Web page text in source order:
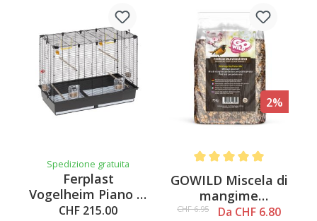
Spedizione gratuita
Ferplast
Vogelheim Piano 6,
nero
CHF 215.00
2%
Average rating of 5 out of
GOWILD Miscela di
mangime
concentrato
CHF 6.95 Da CHF 6.80